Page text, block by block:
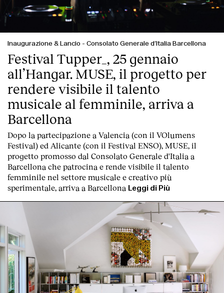
English Español Italiano Català
Inaugurazione & Lancio - Consolato Generale d’Italia Barcellona
Festival Tupper_, 25 gennaio
all’Hangar. MUSE, il progetto per
rendere visibile il talento
musicale al femminile, arriva a
Barcellona
Dopo la partecipazione a Valencia (con il VOlumens
Festival) ed Alicante (con il Festival ENSO), MUSE, il
progetto promosso dal Consolato Generale d'Italia a
Barcellona che patrocina e rende visibile il talento
femminile nel settore musicale e creativo più
sperimentale, arriva a Barcellona Leggi di Più